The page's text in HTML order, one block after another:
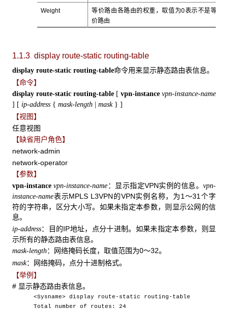
Weight
等价路由各路由的权重，取值为0表示不是等
价路由
1.1.3 display route-static routing-table
display route-static routing-table命令用来显示静态路由表信息。
【命令】
display route-static routing-table [ vpn-instance vpn-instance-name
] [ ip-address { mask-length mask } ]
【视图】
任意视图
【缺省用户角色】
network-admin
network-operator
【参数】
vpn-instancevpn-instance-name ：显示指定VPN实例的信息。vpn-
instance-name表示MPLS L3VPN的VPN实例名称，为1～31个字
符的字符串，区分大小写。如果未指定本参数，则显示公网的信
息。
ip-address：目的IP地址，点分十进制。如果未指定本参数，则显
示所有的静态路由表信息。
mask-length：网络掩码长度，取值范围为0～32。
mask：网络掩码，点分十进制格式。
【举例】
# 显示静态路由表信息。
<Sysname> display route-static routing-table
Total number of routes: 24